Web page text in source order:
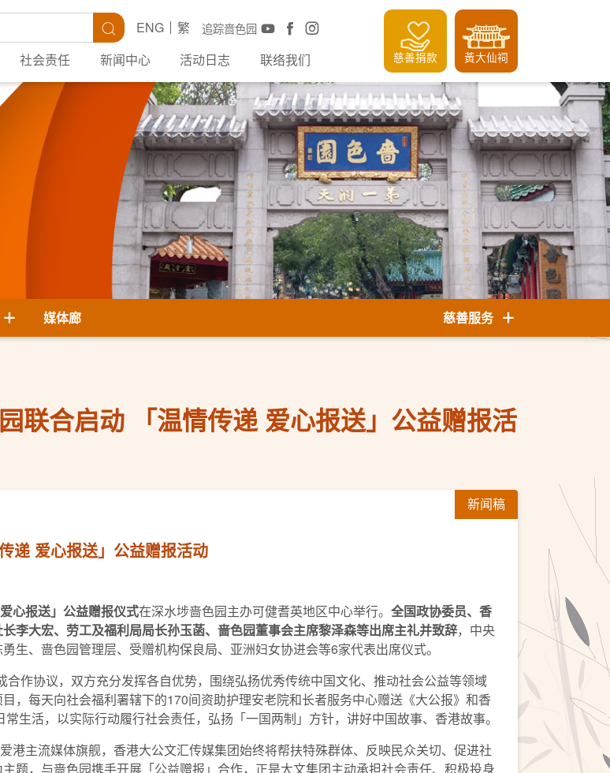
搜寻 追踪啬色园
ENG
繁
社会责任 新闻中心 活动日志 联络我们 慈善捐款 黃大仙祠
媒体廊 慈善服务
联合启动 「温情传递 爱心报送」公益赠报活
新闻稿
递 爱心报送」公益赠报活动
爱心报送」 公益赠报仪式在深水埗啬色园主办可健耆英地区中心举行。 全国政协委员、香
李大宏、劳工及福利局局长孙玉菡、啬色园董事会主席黎泽森等出席主礼并致辞，中央
生、啬色园管理层、受赠机构保良局、亚洲妇女协进会等6家代表出席仪式。
协议，双方充分发挥各自优势，围绕弘扬优秀传统中国文化、推动社会公益等领域
，每天向社会福利署辖下的170间资助护理安老院和长者服务中心赠送《大公报》和香
生活，以实际行动履行社会责任，弘扬「一国两制」方针，讲好中国故事、香港故事。
港主流媒体旗舰，香港大公文汇传媒集团始终将帮扶特殊群体、反映民众关切、促进社
题，与啬色园携手开展「公益赠报」合作，正是大文集团主动承担社会责任、积极投身